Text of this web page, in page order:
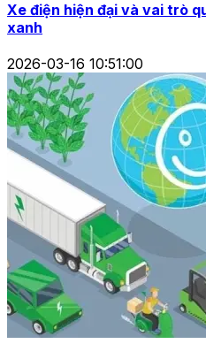
Xe điện hiện đại và vai trò
xanh
2026-03-16 10:51:00